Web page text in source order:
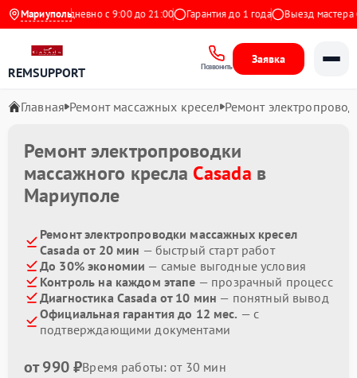
Мариуполь
Ежедневно с 9:00 до 21:00 Гарантия до 1 года Выезд мастера
REMSUPPORT Позвонить
Заявка
Главная Ремонт массажных кресел Ремонт
Ремонт электропроводки
массажного кресла Casada в
Мариуполе
Ремонт электропроводки массажных кресел
Casada от 20 мин — быстрый старт работ
До 30% экономии — самые выгодные условия
Контроль на каждом этапе — прозрачный процесс
Диагностика Casada от 10 мин — понятный вывод
Официальная гарантия до 12 мес. — с
подтверждающими документами
от 990 ₽Время работы: от 30 мин